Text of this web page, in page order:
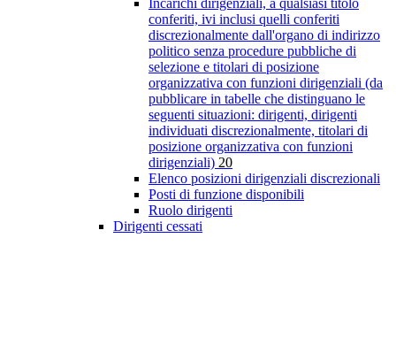
Incarichi dirigenziali, a qualsiasi titolo
conferiti, ivi inclusi quelli conferiti
discrezionalmente dall'organo di indirizzo
politico senza procedure pubbliche di
selezione e titolari di posizione
organizzativa con funzioni dirigenziali (da
pubblicare in tabelle che distinguano le
seguenti situazioni: dirigenti, dirigenti
individuati discrezionalmente, titolari di
posizione organizzativa con funzioni
dirigenziali) 20
Elenco posizioni dirigenziali discrezionali
Posti di funzione disponibili
Ruolo dirigenti
Dirigenti cessati